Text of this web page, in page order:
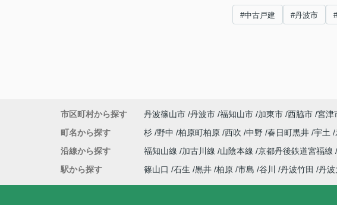
#中古戸建 #丹波市
市区町村から探す 丹波篠山市 丹波市 福知山市 加東市 西脇市 宮津
町名から探す
杉 野中 柏原町柏原 西吹 中野 春日町黒井 宇土
沿線から探す
福知山線 加古川線 山陰本線 京都丹後鉄道宮福線
駅から探す
篠山口 石生 黒井 柏原 市島 谷川 丹波竹田 丹波